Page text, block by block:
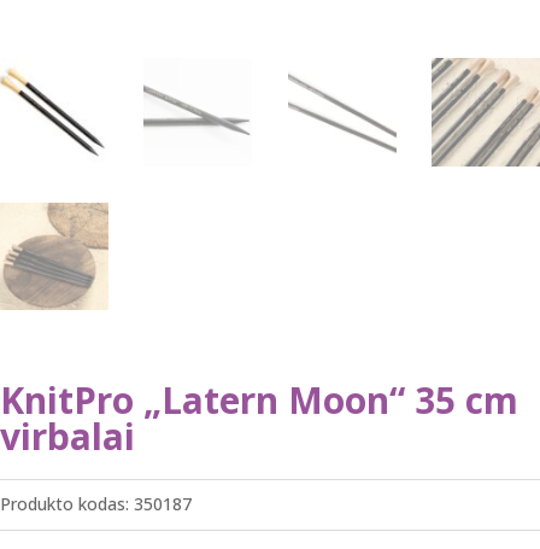
KnitPro „Latern Moon“ 35 cm
virbalai
Produkto kodas: 350187